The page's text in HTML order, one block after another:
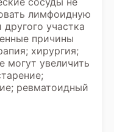
лимфоидную
участка
причины
хирургия;
могут увеличить
ревматоидный